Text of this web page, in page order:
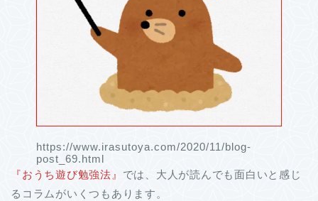
https://www.irasutoya.com/2020/11/blog-
post_69.html
『おうち遊び勉強法』 では、大人が読んでも面白いと感じ
るコラムがいくつもあります。